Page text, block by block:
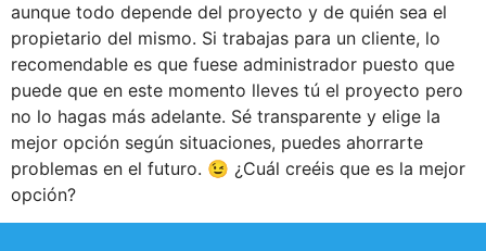
aunque todo depende del proyecto y de quién sea el
propietario del mismo. Si trabajas para un cliente, lo
recomendable es que fuese administrador puesto que
puede que en este momento lleves tú el proyecto pero
no lo hagas más adelante. Sé transparente y elige la
mejor opción según situaciones, puedes ahorrarte
problemas en el futuro. 😉 ¿Cuál creéis que es la mejor
opción?